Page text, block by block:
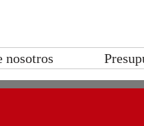
nosotros